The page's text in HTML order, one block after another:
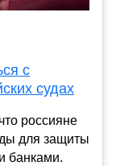
с
судах
россияне
для защиты
банками.